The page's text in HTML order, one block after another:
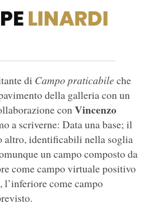
di Campo praticabileche
della galleria con un
conVincenzo
a scriverne: Data una base; il
altro, identificabili nella soglia
un campo composto da
come campo virtuale positivo
l’inferiore come campo